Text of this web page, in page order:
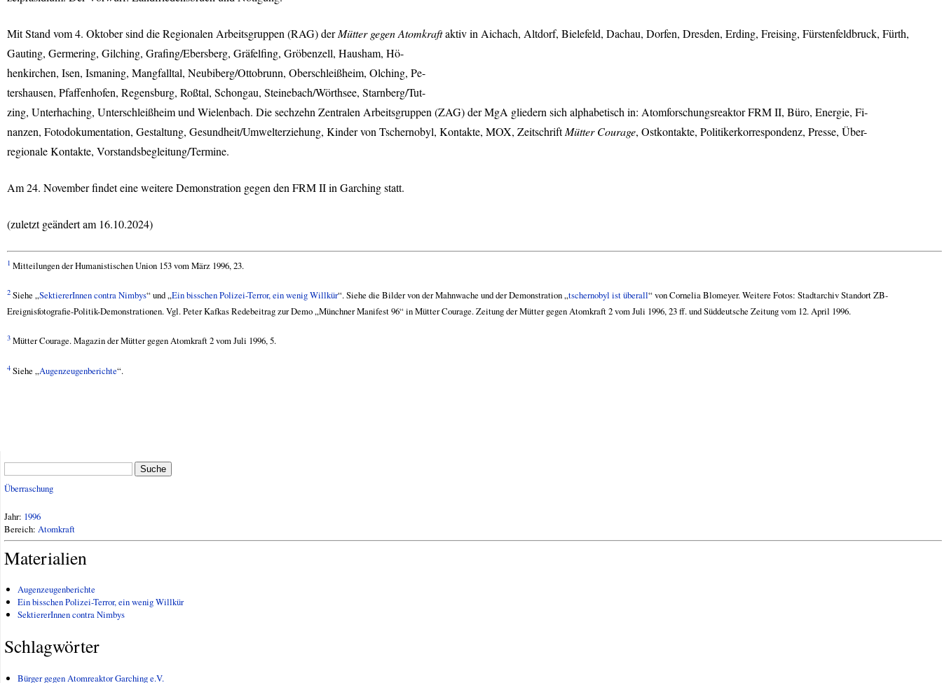
Mit Stand vom 4. Oktober sind die Regionalen Arbeitsgruppen (RAG) derMütter gegen Atomkraftaktiv in Aichach, Altdorf, Bielefeld, Dachau, Dorfen, Dresden, Erding, Freising, Fürstenfeldbruck, Fürth,
Gauting, Germering, Gilching, Grafing/Ebersberg, Gräfelfing, Gröbenzell, Hausham, Hö-
henkirchen, Isen, Ismaning, Mangfalltal, Neubiberg/Ottobrunn, Oberschleißheim, Olching, Pe-
tershausen, Pfaffenhofen, Regensburg, Roßtal, Schongau, Steinebach/Wörthsee, Starnberg/Tut-
zing, Unterhaching, Unterschleißheim und Wielenbach. Die sechzehn Zentralen Arbeitsgruppen (ZAG) der MgA gliedern sich alphabetisch in: AtomforschungsreaktorFRMII, Büro, Energie, Fi-
nanzen, Fotodokumentation, Gestaltung, Gesundheit/Umwelterziehung, Kinder von Tschernobyl, Kontakte, MOX, ZeitschriftMütter Courage, Ostkontakte, Politikerkorrespondenz, Presse, Über-
regionale Kontakte, Vorstandsbegleitung/Termine.
Am 24. November findet eine weitere Demonstration gegen den FRMII in Garching statt.
(zuletzt geändert am 16.10.2024)
1 Mitteilungen der Humanistischen Union 153 vom März 1996, 23.
2 Siehe „SektiererInnen contra Nimbys“ und „Ein bisschen Polizei-Terror, ein wenig Willkür“. Siehe die Bilder von der Mahnwache und der Demonstration „tschernobyl ist überall“ von Cornelia Blomeyer. Weitere Fotos: Stadtarchiv Standort ZB-
Ereignisfotografie-Politik-Demonstrationen. Vgl. Peter Kafkas Redebeitrag zur Demo „Münchner Manifest 96“ in Mütter Courage. Zeitung der Mütter gegen Atomkraft 2 vom Juli 1996, 23 ff. und Süddeutsche Zeitung vom 12. April 1996.
3 Mütter Courage. Magazin der Mütter gegen Atomkraft 2 vom Juli 1996, 5.
4 Siehe „Augenzeugenberichte“.
Suche
Überraschung
Jahr: 1996
Bereich: Atomkraft
Materialien
Augenzeugenberichte
Ein bisschen Polizei-Terror, ein wenig Willkür
SektiererInnen contra Nimbys
Schlagwörter
Bürger gegen Atomreaktor Garching e.V.